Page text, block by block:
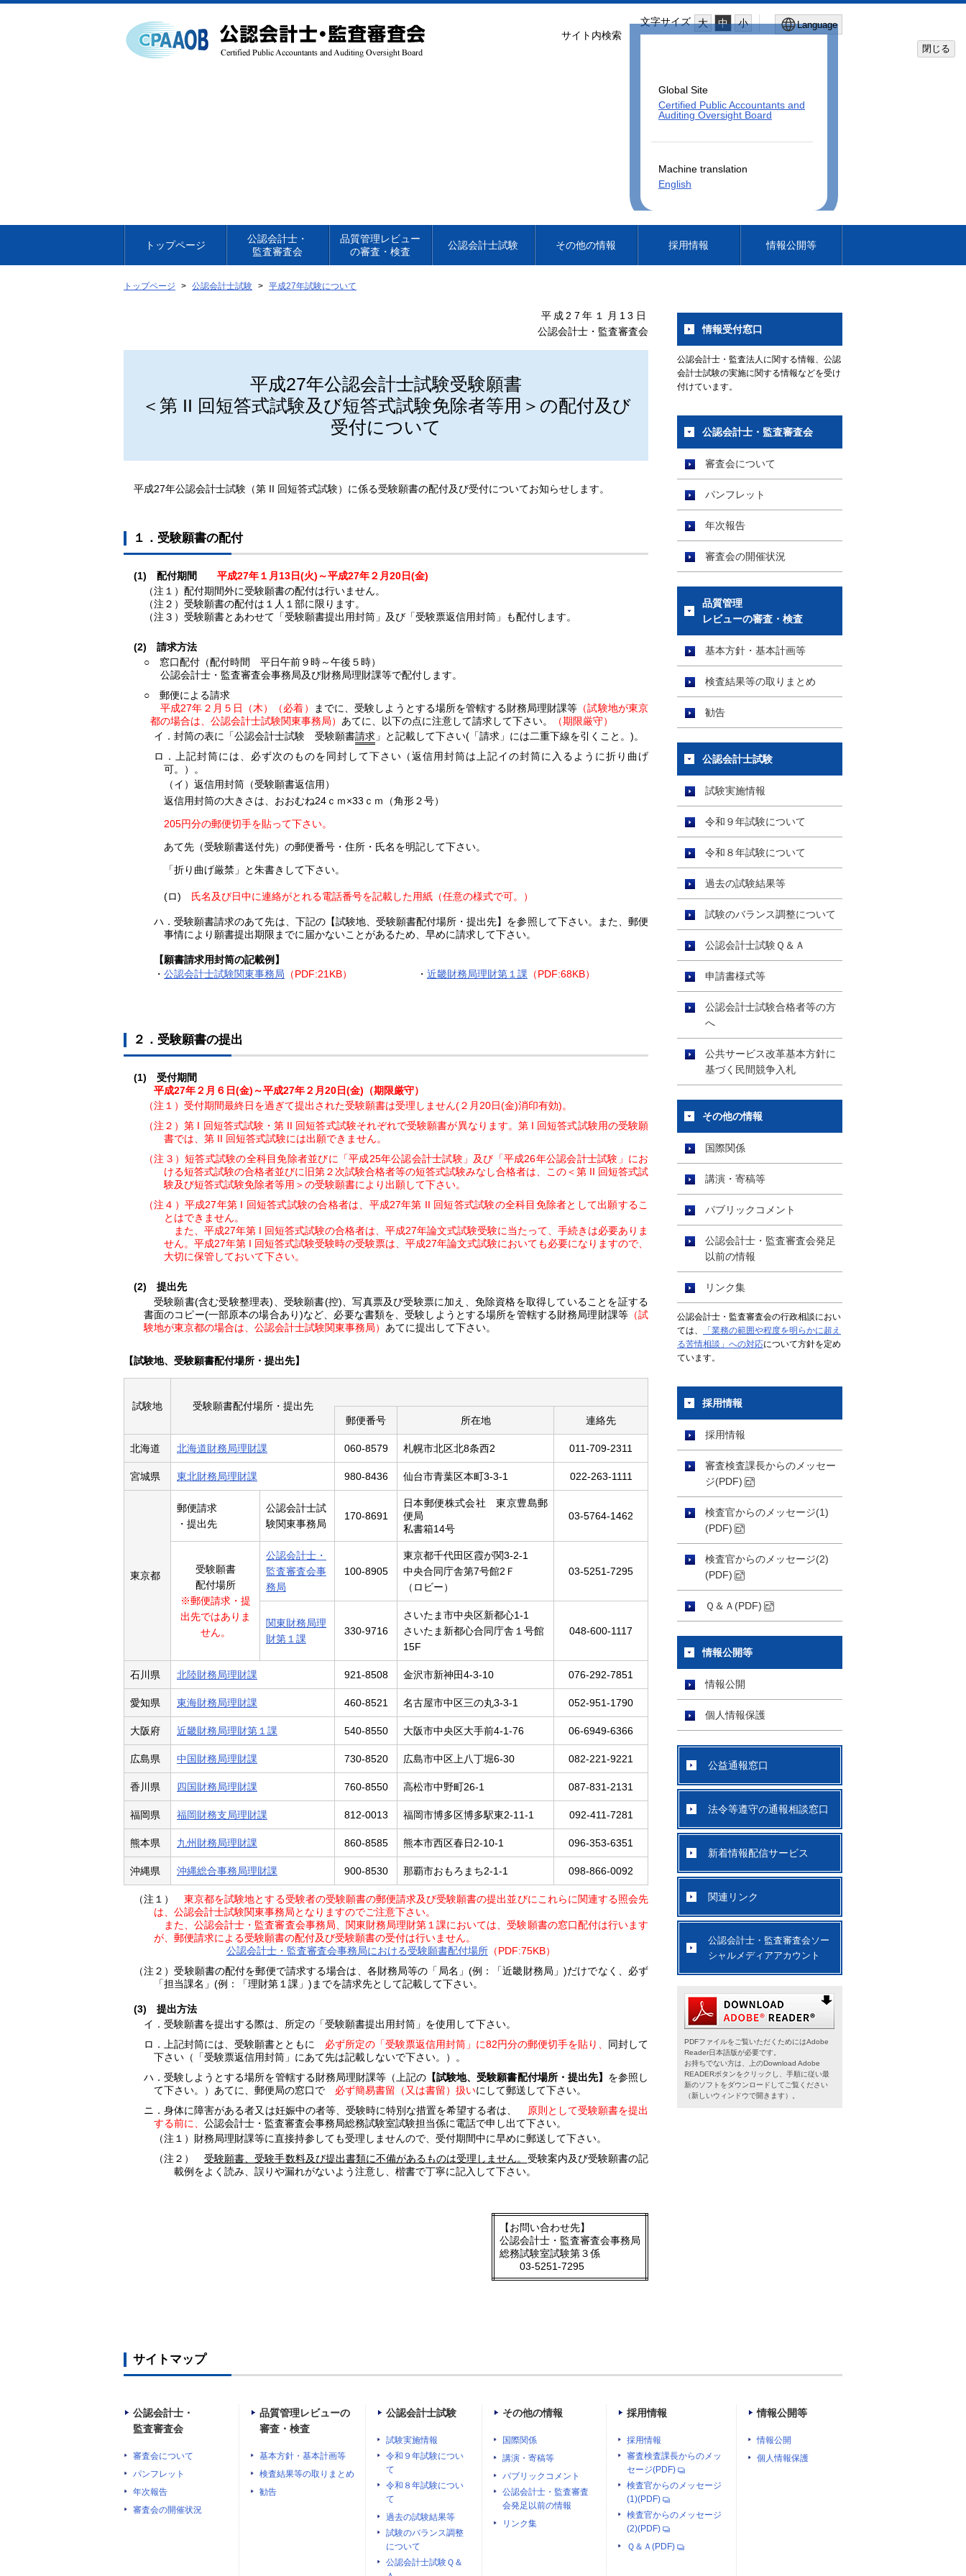
文
へ
文字サイズ 大 中 小 Language
Global Site
Certified Public Accountants and
Auditing Oversight Board
Machine translation
English
閉じる
サイト内検索
トップページ
公認会計士・
監査審査会
品質管理レビュー
の審査・検査
公認会計士試験 その他の情報 採用情報 情報公開等
トップページ 公認会計士試験 平成27年試験について
平成27年１月13日
公認会計士・監査審査会
平成27年公認会計士試験受験願書
＜第 II 回短答式試験及び短答式試験免除者等用＞の配付及び
受付について
平成27年公認会計士試験（第 II 回短答式試験）に係る受験願書の配付及び受付についてお知らせします。
１．受験願書の配付
(1) 配付期間
平成27年１月13日(火)～平成27年２月20日(金)
（注１）配付期間外に受験願書の配付は行いません。
（注２）受験願書の配付は１人１部に限ります。
（注３）受験願書とあわせて「受験願書提出用封筒」及び「受験票返信用封筒」も配付します。
(2) 請求方法
○ 窓口配付（配付時間 平日午前９時～午後５時）
公認会計士・監査審査会事務局及び財務局理財課等で配付します。
○ 郵便による請求
平成27年２月５日（木）（必着）
までに、受験しようとする場所を管轄する財務局理財課等 （試験地が東京
都の場合は、公認会計士試験関東事務局） あてに、以下の点に注意して請求して下さい。
（期限厳守）
イ．封筒の表に「公認会計士試験 受験願書請求 」と記載して下さい(「請求」には二重下線を引くこと。)。
ロ．上記封筒には、必ず次のものを同封して下さい（返信用封筒は上記イの封筒に入るように折り曲げ
可。）。
（イ）返信用封筒（受験願書返信用）
返信用封筒の大きさは、おおむね24ｃｍ×33ｃｍ（角形２号）
205円分の郵便切手を貼って下さい。
あて先（受験願書送付先）の郵便番号・住所・氏名を明記して下さい。
「折り曲げ厳禁」と朱書きして下さい。
(ロ) 氏名及び日中に連絡がとれる電話番号を記載した用紙（任意の様式で可。）
ハ．受験願書請求のあて先は、下記の【試験地、受験願書配付場所・提出先】を参照して下さい。また、郵便
事情により願書提出期限までに届かないことがあるため、早めに請求して下さい。
【願書請求用封筒の記載例】
・ 公認会計士試験関東事務局 （PDF:21KB） ・ 近畿財務局理財第１課 （PDF:68KB）
２．受験願書の提出
(1) 受付期間
平成27年２月６日(金)～平成27年２月20日(金)（期限厳守）
（注１）受付期間最終日を過ぎて提出された受験願書は受理しません(２月20日(金)消印有効)。
（注２）第 I 回短答式試験・第 II 回短答式試験それぞれで受験願書が異なります。第 I 回短答式試験用の受験願
書では、第 II 回短答式試験には出願できません。
（注３）短答式試験の全科目免除者並びに「平成25年公認会計士試験」及び「平成26年公認会計士試験」にお
ける短答式試験の合格者並びに旧第２次試験合格者等の短答式試験みなし合格者は、この＜第 II 回短答式試
験及び短答式試験免除者等用＞の受験願書により出願して下さい。
（注４）平成27年第 I 回短答式試験の合格者は、平成27年第 II 回短答式試験の全科目免除者として出願するこ
とはできません。
また、平成27年第 I 回短答式試験の合格者は、平成27年論文式試験受験に当たって、手続きは必要ありま
せん。平成27年第 I 回短答式試験受験時の受験票は、平成27年論文式試験においても必要になりますので、
大切に保管しておいて下さい。
(2) 提出先
受験願書(含む受験整理表)、受験願書(控)、写真票及び受験票に加え、免除資格を取得していることを証する
書面のコピー(一部原本の場合あり)など、必要な書類を、受験しようとする場所を管轄する財務局理財課等（試
験地が東京都の場合は、公認会計士試験関東事務局） あてに提出して下さい。
【試験地、受験願書配付場所・提出先】
試験地
受験願書配付場所・提出先
郵便番号
所在地 連絡先
北海道 北海道財務局理財課 060-8579 札幌市北区北8条西2 011-709-2311
宮城県 東北財務局理財課 980-8436 仙台市青葉区本町3-3-1 022-263-1111
東京都
郵便請求
・提出先
公認会計士試
験関東事務局
170-8691
日本郵便株式会社 東京豊島郵
便局
私書箱14号
03-5764-1462
受験願書
配付場所
※郵便請求・提
出先ではありま
せん。
公認会計士・
監査審査会事
務局
100-8905
東京都千代田区霞が関3-2-1
中央合同庁舎第7号館2Ｆ
（ロビー）
03-5251-7295
関東財務局理
財第１課
330-9716
さいたま市中央区新都心1-1
さいたま新都心合同庁舎１号館
15F
048-600-1117
石川県 北陸財務局理財課 921-8508 金沢市新神田4-3-10 076-292-7851
愛知県 東海財務局理財課 460-8521 名古屋市中区三の丸3-3-1 052-951-1790
大阪府 近畿財務局理財第１課 540-8550 大阪市中央区大手前4-1-76 06-6949-6366
広島県 中国財務局理財課 730-8520 広島市中区上八丁堀6-30 082-221-9221
香川県 四国財務局理財課 760-8550 高松市中野町26-1 087-831-2131
福岡県 福岡財務支局理財課 812-0013 福岡市博多区博多駅東2-11-1 092-411-7281
熊本県 九州財務局理財課 860-8585 熊本市西区春日2-10-1 096-353-6351
沖縄県 沖縄総合事務局理財課 900-8530 那覇市おもろまち2-1-1 098-866-0092
（注１）
東京都を試験地とする受験者の受験願書の郵便請求及び受験願書の提出並びにこれらに関連する照会先
は、公認会計士試験関東事務局となりますのでご注意下さい。
また、公認会計士・監査審査会事務局、関東財務局理財第１課においては、受験願書の窓口配付は行います
が、郵便請求による受験願書の配付及び受験願書の受付は行いません。
公認会計士・監査審査会事務局における受験願書配付場所 （PDF:75KB）
（注２）受験願書の配付を郵便で請求する場合は、各財務局等の「局名」(例：「近畿財務局」)だけでなく、必ず
「担当課名」(例：「理財第１課」)までを請求先として記載して下さい。
(3) 提出方法
イ．受験願書を提出する際は、所定の「受験願書提出用封筒」を使用して下さい。
ロ．上記封筒には、受験願書とともに
必ず所定の「受験票返信用封筒」に82円分の郵便切手を貼り、 同封して
下さい（「受験票返信用封筒」にあて先は記載しないで下さい。）。
ハ．受験しようとする場所を管轄する財務局理財課等（上記の 【試験地、受験願書配付場所・提出先】 を参照し
て下さい。）あてに、郵便局の窓口で
必ず簡易書留（又は書留）扱いにして郵送して下さい。
ニ．身体に障害がある者又は妊娠中の者等、受験時に特別な措置を希望する者は、
原則として受験願書を提出
する前に、 公認会計士・監査審査会事務局総務試験室試験担当係に電話で申し出て下さい。
（注１）財務局理財課等に直接持参しても受理しませんので、受付期間中に早めに郵送して下さい。
（注２）
受験願書、受験手数料及び提出書類に不備があるものは受理しません。 受験案内及び受験願書の記
載例をよく読み、誤りや漏れがないよう注意し、楷書で丁寧に記入して下さい。
【お問い合わせ先】
公認会計士・監査審査会事務局
総務試験室試験第３係
03-5251-7295
情報受付窓口
公認会計士・監査法人に関する情報、公認
会計士試験の実施に関する情報などを受け
付けています。
公認会計士・監査審査会
審査会について
パンフレット
年次報告
審査会の開催状況
品質管理
レビューの審査・検査
基本方針・基本計画等
検査結果等の取りまとめ
勧告
公認会計士試験
試験実施情報
令和９年試験について
令和８年試験について
過去の試験結果等
試験のバランス調整について
公認会計士試験Ｑ＆Ａ
申請書様式等
公認会計士試験合格者等の方
へ
公共サービス改革基本方針に
基づく民間競争入札
その他の情報
国際関係
講演・寄稿等
パブリックコメント
公認会計士・監査審査会発足
以前の情報
リンク集
公認会計士・監査審査会の行政相談におい
ては、
「業務の範囲や程度を明らかに超え
る苦情相談」への対応について方針を定め
ています。
採用情報
採用情報
審査検査課長からのメッセー
ジ(PDF)
検査官からのメッセージ(1)
(PDF)
検査官からのメッセージ(2)
(PDF)
Ｑ＆Ａ(PDF)
情報公開等
情報公開
個人情報保護
公益通報窓口
法令等遵守の通報相談窓口
新着情報配信サービス
関連リンク
公認会計士・監査審査会ソー
シャルメディアアカウント
PDFファイルをご覧いただくためにはAdobe
Reader日本語版が必要です。
お持ちでない方は、上のDownload Adobe
READERボタンをクリックし、手順に従い最
新のソフトをダウンロードしてご覧ください
（新しいウィンドウで開きます）。
サイトマップ
公認会計士・
監査審査会
審査会について
パンフレット
年次報告
審査会の開催状況
品質管理レビューの
審査・検査
基本方針・基本計画等
検査結果等の取りまとめ
勧告
公認会計士試験
試験実施情報
令和９年試験につい
て
令和８年試験につい
て
過去の試験結果等
試験のバランス調整
について
公認会計士試験Ｑ＆
その他の情報
国際関係
講演・寄稿等
パブリックコメント
公認会計士・監査審査
会発足以前の情報
リンク集
採用情報
採用情報
審査検査課長からのメッ
セージ(PDF)
検査官からのメッセージ
(1)(PDF)
検査官からのメッセージ
(2)(PDF)
Ｑ＆Ａ(PDF)
情報公開等
情報公開
個人情報保護